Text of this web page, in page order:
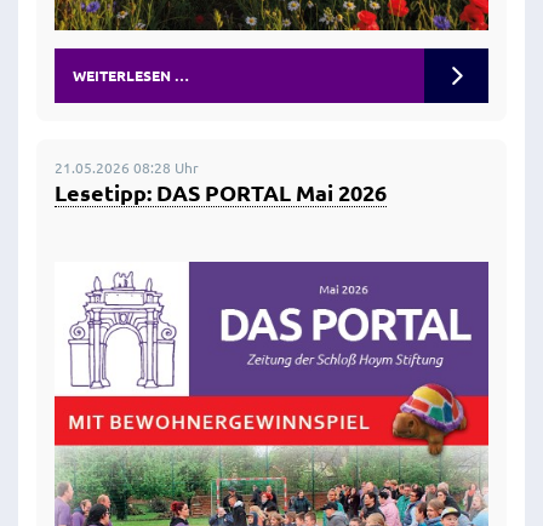
WEITERLESEN …
21.05.2026 08:28 Uhr
Lesetipp: DAS PORTAL Mai 2026